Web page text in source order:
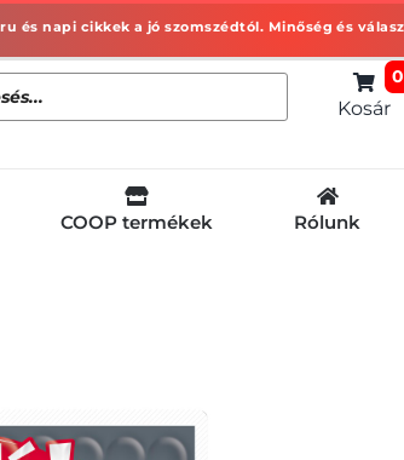
Kosár
0
COOP termékek Rólunk